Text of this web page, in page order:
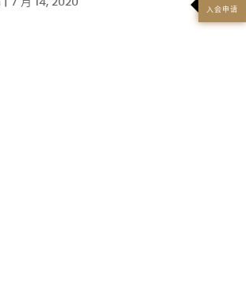
入会申请
7 月 14, 2020